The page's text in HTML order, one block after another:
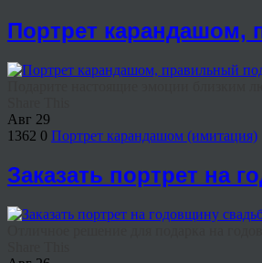
Портрет карандашом,
Авг 29
1362 0 Портрет карандашом (имитация)
Заказать портрет на